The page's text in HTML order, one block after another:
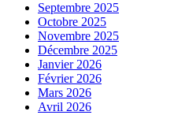
Septembre 2025
Octobre 2025
Novembre 2025
Décembre 2025
Janvier 2026
Février 2026
Mars 2026
Avril 2026